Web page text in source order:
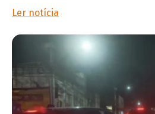
Ler notícia